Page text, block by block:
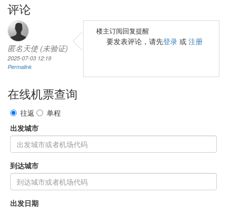
评论
匿名天使 (未验证)
2025-07-03 12:19
Permalink
楼主订阅回复提醒
要发表评论，请先登录 或 注册
在线机票查询
往返
单程
出发城市
到达城市
出发日期